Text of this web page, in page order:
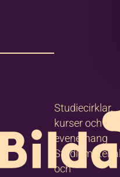
Studiecirklar,
kurser och
evenemang
Studiematerial
och